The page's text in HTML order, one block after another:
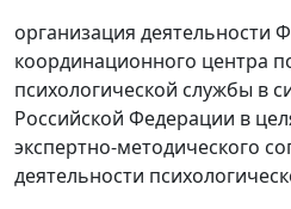
организация деятельности
координационного центра
психологической службы в
Российской Федерации в
экспертно-методического
деятельности